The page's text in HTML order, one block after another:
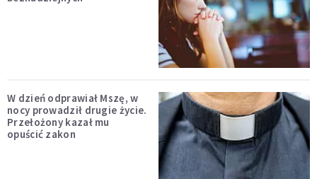
W dzień odprawiał Mszę, w
nocy prowadził drugie życie.
Przełożony kazał mu
opuścić zakon